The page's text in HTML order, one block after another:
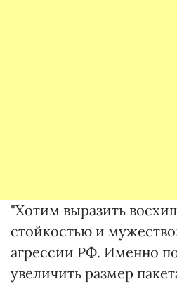
"Хотим выразить
стойкостью и
агрессии РФ. Именно
увеличить размер